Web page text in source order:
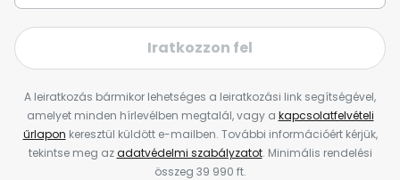
Iratkozzon fel
A leiratkozás bármikor lehetséges a leiratkozási link segítségével,
amelyet minden hírlevélben megtalál, vagy a kapcsolatfelvételi
űrlapon keresztül küldött e-mailben. További információért kérjük,
tekintse meg azadatvédelmi szabályzatot. Minimális rendelési
összeg 39 990 ft.